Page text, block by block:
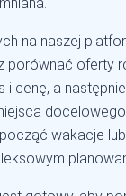
na naszej
porównać oferty
i cenę, a
wakacje